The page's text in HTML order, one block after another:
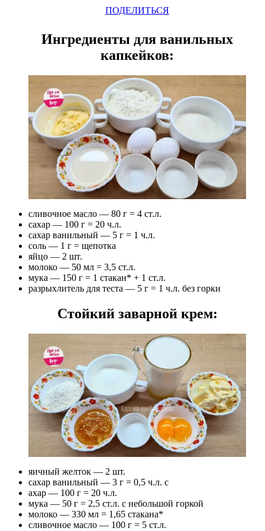
ПОДЕЛИТЬСЯ
Ингредиенты для ванильных
капкейков:
сливочное масло — 80 г = 4 ст.л.
сахар — 100 г = 20 ч.л.
сахар ванильный — 5 г = 1 ч.л.
соль — 1 г = щепотка
яйцо — 2 шт.
молоко — 50 мл = 3,5 ст.л.
мука — 150 г = 1 стакан* + 1 ст.л.
разрыхлитель для теста — 5 г = 1 ч.л. без горки
Стойкий заварной крем:
яичный желток — 2 шт.
сахар ванильный — 3 г = 0,5 ч.л. с
ахар — 100 г = 20 ч.л.
мука — 50 г = 2,5 ст.л. с небольшой горкой
молоко — 330 мл = 1,65 стакана*
сливочное масло — 100 г = 5 ст.л.